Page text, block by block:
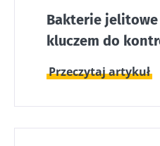
Bakterie jelitowe
kluczem do
Przeczytaj artykuł